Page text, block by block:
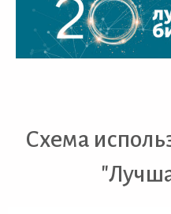
Схема